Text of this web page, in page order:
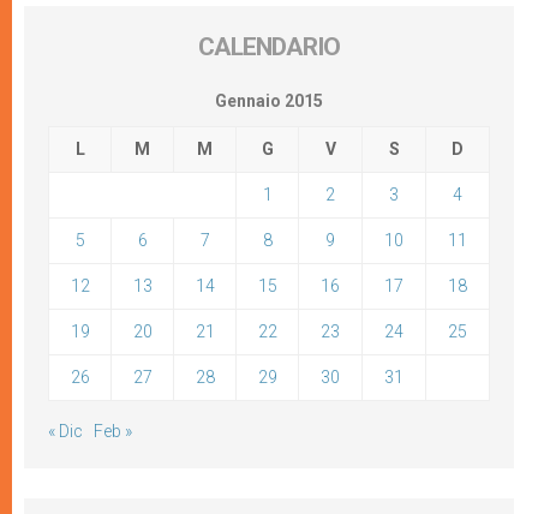
CALENDARIO
Gennaio 2015
L M M G V S D
1 2 3 4
5 6 7 8 9 10 11
12 13 14 15 16 17 18
19 20 21 22 23 24 25
26 27 28 29 30 31
« Dic Feb »